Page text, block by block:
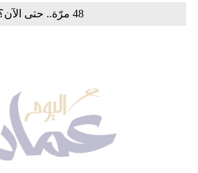
48 مرّة.. حتى الآن؟